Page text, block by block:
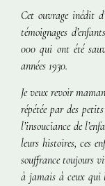
Cet ouvrage inédit d’
témoignages
000 qui ont été
années 1930.
Je veux revoir
répétée par des
l’insouciance de
leurs histoires, ces
souffrance toujours
à jamais à ceux qui